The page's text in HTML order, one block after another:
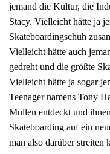
jemand die Kultur, die
Stacy. Vielleicht hätte ja
Skateboardingschuh
Vielleicht hätte auch
gedreht und die größte
Vielleicht hätte ja sogar
Teenager namens Tony
Mullen entdeckt und
Skateboarding auf ein
man also darüber streiten